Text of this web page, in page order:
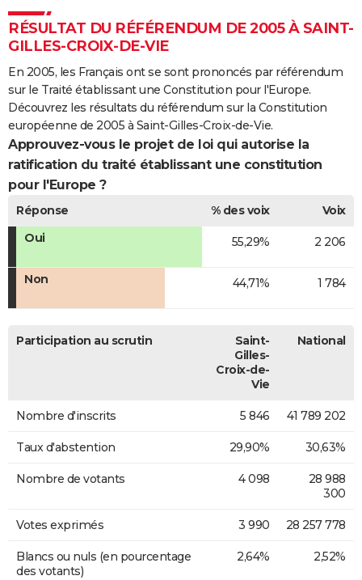
COPAINS D'AVANT
FORUM
Bricolage
Lifestyle
Culture
Sport
Auto
Television
Voyage
Cinema
RÉSULTAT DU RÉFÉRENDUM DE 2005 À SAINT-
GILLES-CROIX-DE-VIE
En 2005, les Français ont se sont prononcés par référendum
sur le Traité établissant une Constitution pour l'Europe.
Découvrez les résultats du référendum sur la Constitution
européenne de 2005 à Saint-Gilles-Croix-de-Vie.
Approuvez-vous le projet de loi qui autorise la
ratification du traité établissant une constitution
pour l'Europe ?
Réponse % des voix
Voix
Oui
55,29% 2 206
Non 44,71% 1 784
Participation au scrutin
Saint-
Gilles-
Croix-de-
Vie
National
Nombre d'inscrits 5 846 41 789 202
Taux d'abstention 29,90% 30,63%
Nombre de votants 4 098
28 988
300
Votes exprimés 3 990 28 257 778
Blancs ou nuls (en pourcentage
des votants)
2,64% 2,52%